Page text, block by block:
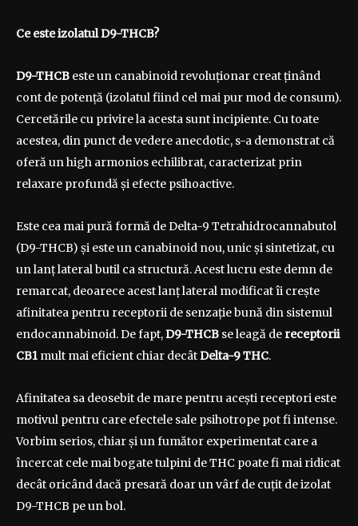
Ce este izolatul D9-THCB?
D9-THCB este un canabinoid revoluționar creat ținând
cont de potență (izolatul fiind cel mai pur mod de consum).
Cercetările cu privire la acesta sunt incipiente. Cu toate
acestea, din punct de vedere anecdotic, s-a demonstrat că
oferă un high armonios echilibrat, caracterizat prin
relaxare profundă și efecte psihoactive.
Este cea mai pură formă de Delta-9 Tetrahidrocannabutol
(D9-THCB) și este un canabinoid nou, unic și sintetizat, cu
un lanț lateral butil ca structură. Acest lucru este demn de
remarcat, deoarece acest lanț lateral modificat îi crește
afinitatea pentru receptorii de senzație bună din sistemul
endocannabinoid. De fapt,D9-THCB se leagă de receptorii
CB1 mult mai eficient chiar decâtDelta-9 THC.
Afinitatea sa deosebit de mare pentru acești receptori este
motivul pentru care efectele sale psihotrope pot fi intense.
Vorbim serios, chiar și un fumător experimentat care a
încercat cele mai bogate tulpini de THC poate fi mai ridicat
decât oricând dacă presară doar un vârf de cuțit de izolat
D9-THCB pe un bol.